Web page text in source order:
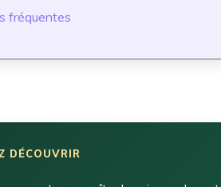
fréquentes
DÉCOUVRIR